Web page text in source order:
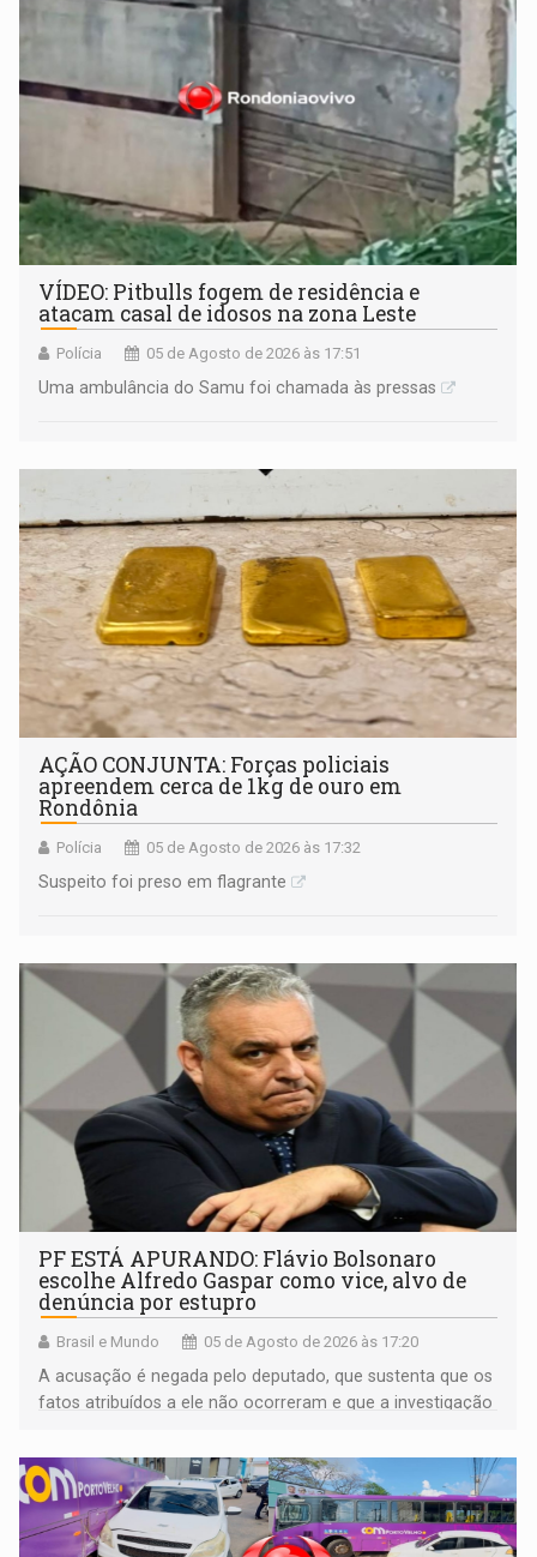
VÍDEO: Pitbulls fogem de residência e
atacam casal de idosos na zona Leste
Polícia 05 de Agosto de 2026 às 17:51
Uma ambulância do Samu foi chamada às pressas
AÇÃO CONJUNTA: Forças policiais
apreendem cerca de 1kg de ouro em
Rondônia
Polícia 05 de Agosto de 2026 às 17:32
Suspeito foi preso em flagrante
PF ESTÁ APURANDO: Flávio Bolsonaro
escolhe Alfredo Gaspar como vice, alvo de
denúncia por estupro
Brasil e Mundo 05 de Agosto de 2026 às 17:20
A acusação é negada pelo deputado, que sustenta que os
fatos atribuídos a ele não ocorreram e que a investigação